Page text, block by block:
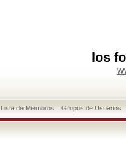
los
Lista de Miembros Grupos de Usuarios